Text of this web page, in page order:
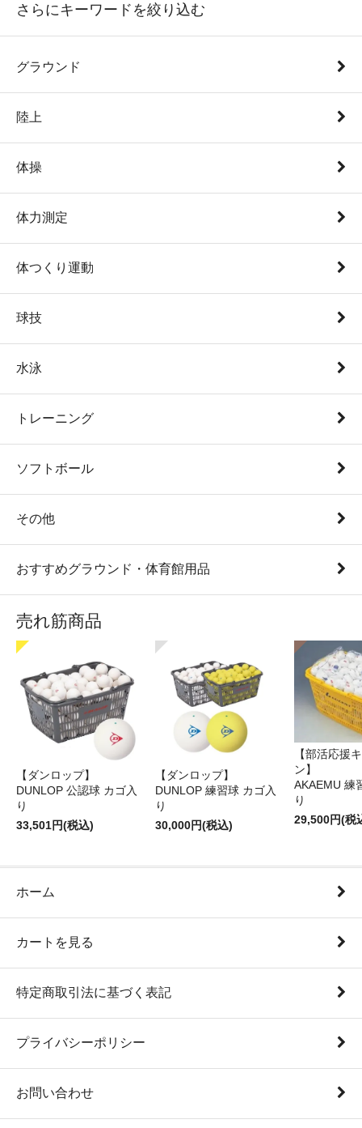
さらにキーワードを絞り込む
グラウンド
陸上
体操
体力測定
体つくり運動
球技
水泳
トレーニング
ソフトボール
その他
おすすめグラウンド・体育館用品
売れ筋商品
【ダンロップ】
DUNLOP 公認球 カゴ入
り
33,501円(税込)
【ダンロップ】
DUNLOP 練習球 カゴ入
り
30,000円(税込)
【部活応援
ン】
AKAEMU 練
り
29,500円(税
ホーム
カートを見る
特定商取引法に基づく表記
プライバシーポリシー
お問い合わせ